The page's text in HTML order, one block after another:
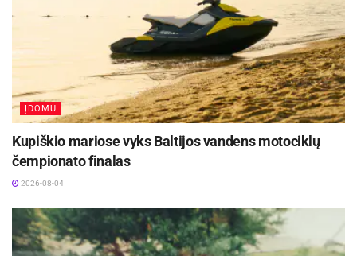
augintinį šerti sausu maistu, nes tokią produkciją
visada galimapirkti internetu
ĮDOMU
Kupiškio mariose vyks Baltijos vandens motociklų
čempionato finalas
2026-08-04